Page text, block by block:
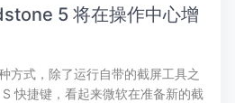
5 将在操作中心增
方式，除了运行自带的截屏工具之
快捷键，看起来微软在准备新的截